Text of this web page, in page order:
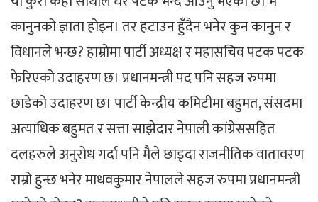
कानुनको ज्ञाता होइन। तर हटाउन हुँदैन भनेर कुन कानुन र
विधानले भन्छ? हाम्रोमा पार्टी अध्यक्ष र महासचिव पटक पटक
फेरिएको उदाहरण छ। प्रधानमन्त्री पद पनि सहज रुपमा
छाडेको उदाहरण छ। पार्टी केन्द्रीय कमिटीमा बहुमत, संसदमा
अत्याधिक बहुमत र सत्ता साझेदार नेपाली कांग्रेससहित
दलहरुले अनुरोध गर्दा पनि मैले छाड्दा राजनीतिक वातावरण
राम्रो हुन्छ भनेर माधवकुमार नेपालले सहज रुपमा प्रधानमन्त्री